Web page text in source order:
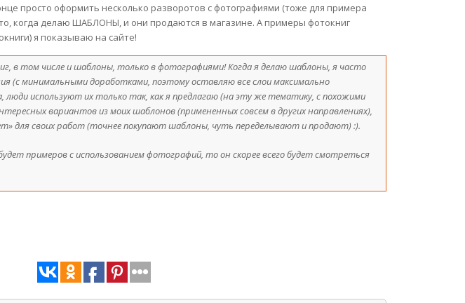
просто оформить несколько разворотов с фотографиями (тоже для примера
когда делаю ШАБЛОНЫ, и они продаются в магазине. А примеры фотокниг
я показываю на сайте!
в том числе и шаблоны, только в фотографиями! Когда я делаю шаблоны, я часто
(с минимальными доработками, поэтому оставляю все слои максимально
люди используют их только так, как я предлагаю (на эту же тематику, с похожими
вариантов из моих шаблонов (примененных совсем в других направлениях),
для своих работ (точнее покупают шаблоны, чуть переделывают и продают) :).
примеров с использованием фотографий, то он скорее всего будет смотреться